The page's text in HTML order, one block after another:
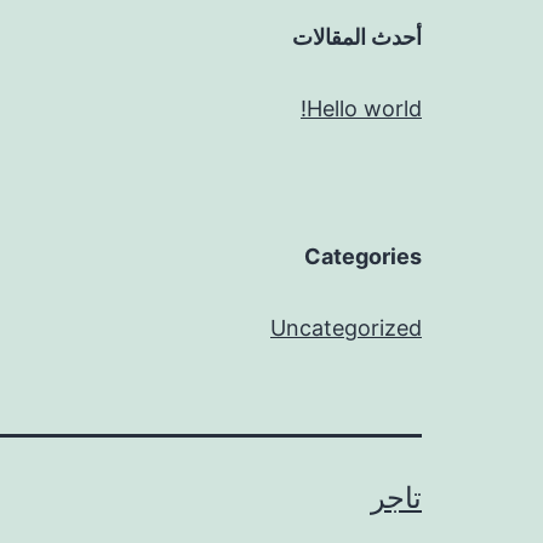
أحدث المقالات
Hello world!
Categories
Uncategorized
تاجر